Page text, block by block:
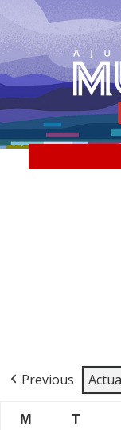
Previous
M
T